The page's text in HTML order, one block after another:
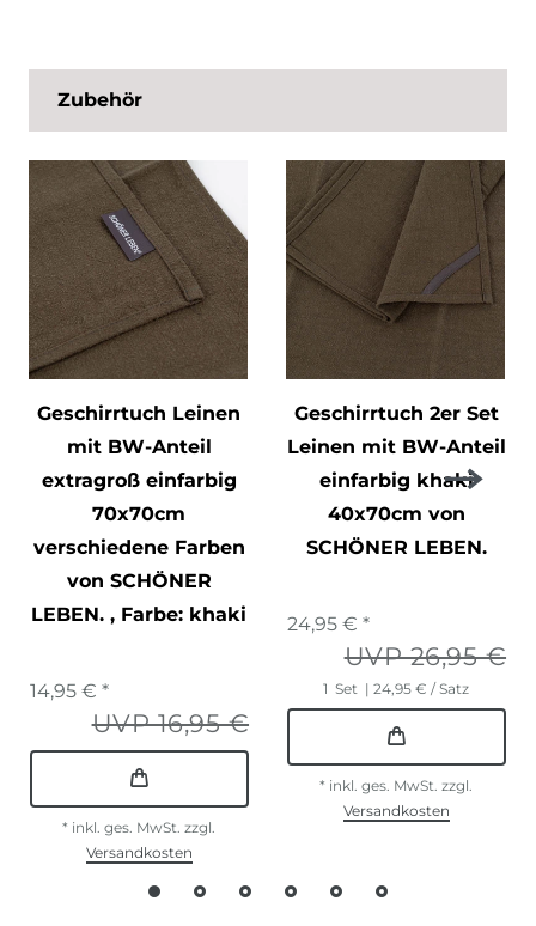
Zubehör
Geschirrtuch Leinen
mit BW-Anteil
extragroß einfarbig
70x70cm
verschiedene Farben
von SCHÖNER
LEBEN., Farbe: khaki
UVP 16,95 €
14,95 € *
* inkl. ges. MwSt. zzgl.
Versandkosten
Geschirrtuch 2er Set
Leinen mit BW-Anteil
einfarbig khaki
40x70cm von
SCHÖNER LEBEN.
UVP 26,95 €
24,95 € *
1 Set | 24,95 € / Satz
* inkl. ges. MwSt. zzgl.
Versandkosten